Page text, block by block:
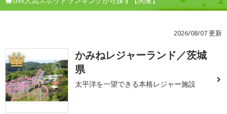
2026/08/07 更新
1
かみねレジャーランド／茨城
県
太平洋を一望できる本格レジャー施設